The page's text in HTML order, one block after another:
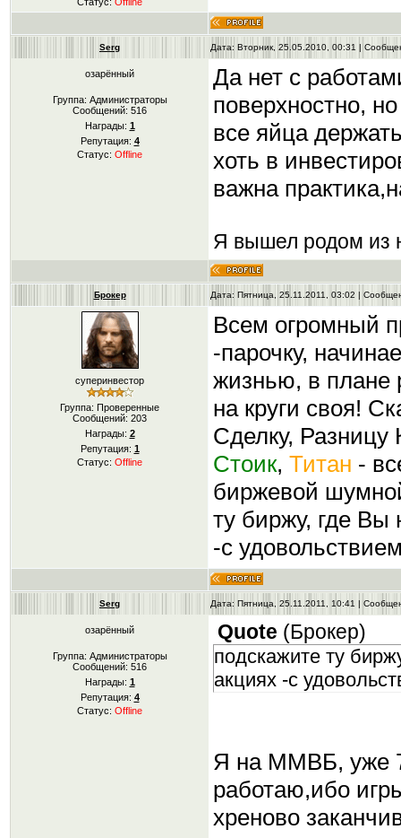
Serg Дата: Вторник, 25.05.2010, 00:31 |
озарённый
Группа: Администраторы
Сообщений: 516
Награды: 1
Репутация: 4
Статус: Offline
Да нет с
поверхностно,
все яйца
хоть в
важна
Я вышел родом из
Брокер Дата: Пятница, 25.11.2011, 03:02 |
суперинвестор
Группа: Проверенные
Сообщений: 203
Награды: 2
Репутация: 1
Статус: Offline
Всем огромный
-парочку,
жизнью, в плане
на круги своя!
Сделку, Разницу
Стоик, Титан -
биржевой
ту биржу, где Вы
-с
Serg Дата: Пятница, 25.11.2011, 10:41 |
озарённый
Группа: Администраторы
Сообщений: 516
Награды: 1
Репутация: 4
Статус: Offline
Quote (Брокер)
подскажите ту
акциях -с
Я на ММВБ, уже
работаю,ибо
хреново